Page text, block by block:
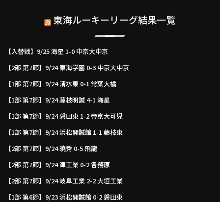
東海ルーキーリーグ結果一覧
【入替戦】9/25 海星 1-0 中京大中京
【2部 第7節】9/24 東海学園 0-3 中京大中京
【1部 第7節】9/24 清水東 0-1 常葉大橘
【1部 第7節】9/24 藤枝明誠 4-1 海星
【1部 第7節】9/24 磐田東 1-2 帝京大可児
【1部 第7節】9/24 浜松開誠館 1-1 藤枝東
【2部 第7節】9/24 暁秀 0-5 飛龍
【2部 第7節】9/24 津工業 0-2 各務原
【2部 第7節】9/24 岐阜工業 2-2 大垣工業
【1部 第6節】9/23 浜松開誠館 0-2 磐田東